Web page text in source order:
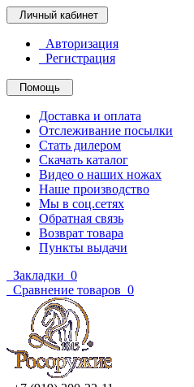
Личный кабинет
Авторизация
Регистрация
Помощь
Доставка и оплата
Отслеживание посылки
Стать дилером
Скачать каталог
Видео о наших ножах
Наше производство
Мы в соц.сетях
Обратная связь
Возврат товара
Пункты выдачи
Закладки 0
Сравнение товаров 0